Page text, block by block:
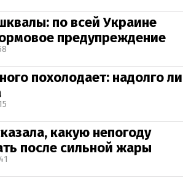
по всей Украине
предупреждение
похолодает: надолго ли
какую непогоду
после сильной жары